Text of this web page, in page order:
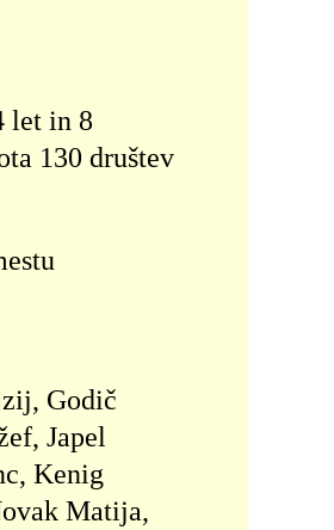
let in 8
130 društev
Godič
Japel
Kenig
Matija,